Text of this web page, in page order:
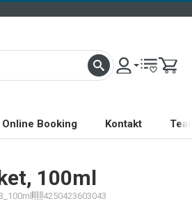
Booking Kontakt
100ml
4250423603043